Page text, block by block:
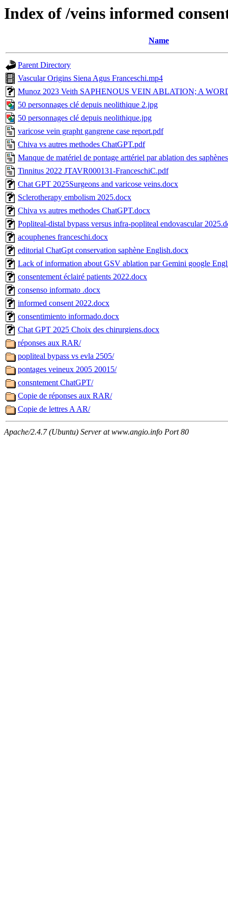
Index of /veins informed
Name
Parent Directory
Vascular Origins Siena Agus Franceschi.mp4
Munoz 2023 Veith SAPHENOUS VEIN ABLATION; A
50 personnages clé depuis neolithique 2.jpg
50 personnages clé depuis neolithique.jpg
varicose vein grapht gangrene case report.pdf
Chiva vs autres methodes ChatGPT.pdf
Manque de matériel de pontage arttériel par ablation des
Tinnitus 2022 JTAVR000131-FranceschiC.pdf
Chat GPT 2025Surgeons and varicose veins.docx
Sclerotherapy embolism 2025.docx
Chiva vs autres methodes ChatGPT.docx
Popliteal-distal bypass versus infra-popliteal endovascular
acouphenes franceschi.docx
editorial ChatGpt conservation saphène English.docx
Lack of information about GSV ablation par Gemini google
consentement éclairé patients 2022.docx
consenso informato .docx
informed consent 2022.docx
consentimiento informado.docx
Chat GPT 2025 Choix des chirurgiens.docx
réponses aux RAR/
popliteal bypass vs evla 2505/
pontages veineux 2005 20015/
consntement ChatGPT/
Copie de réponses aux RAR/
Copie de lettres A AR/
Apache/2.4.7 (Ubuntu) Server at www.angio.info Port 80